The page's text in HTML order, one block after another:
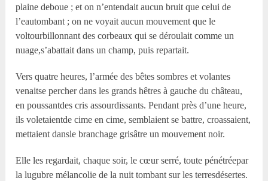
plaine deboue ; et on n’entendait aucun bruit que celui de
l’eautombant ; on ne voyait aucun mouvement que le
voltourbillonnant des corbeaux qui se déroulait comme un
nuage,s’abattait dans un champ, puis repartait.
Vers quatre heures, l’armée des bêtes sombres et volantes
venaitse percher dans les grands hêtres à gauche du château,
en poussantdes cris assourdissants. Pendant près d’une heure,
ils voletaientde cime en cime, semblaient se battre, croassaient,
mettaient dansle branchage grisâtre un mouvement noir.
Elle les regardait, chaque soir, le cœur serré, toute pénétréepar
la lugubre mélancolie de la nuit tombant sur les terresdésertes.